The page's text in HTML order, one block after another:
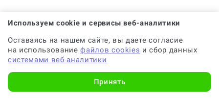
🟢 Консультант: Специалист с опытом
🟢 Гарантия на консультацию:
Используем cookie и сервисы веб-аналитики
Оставаясь на нашем сайте, вы даете согласие
на использованиефайлов cookies и сбор данных
системами веб-аналитики
Принять